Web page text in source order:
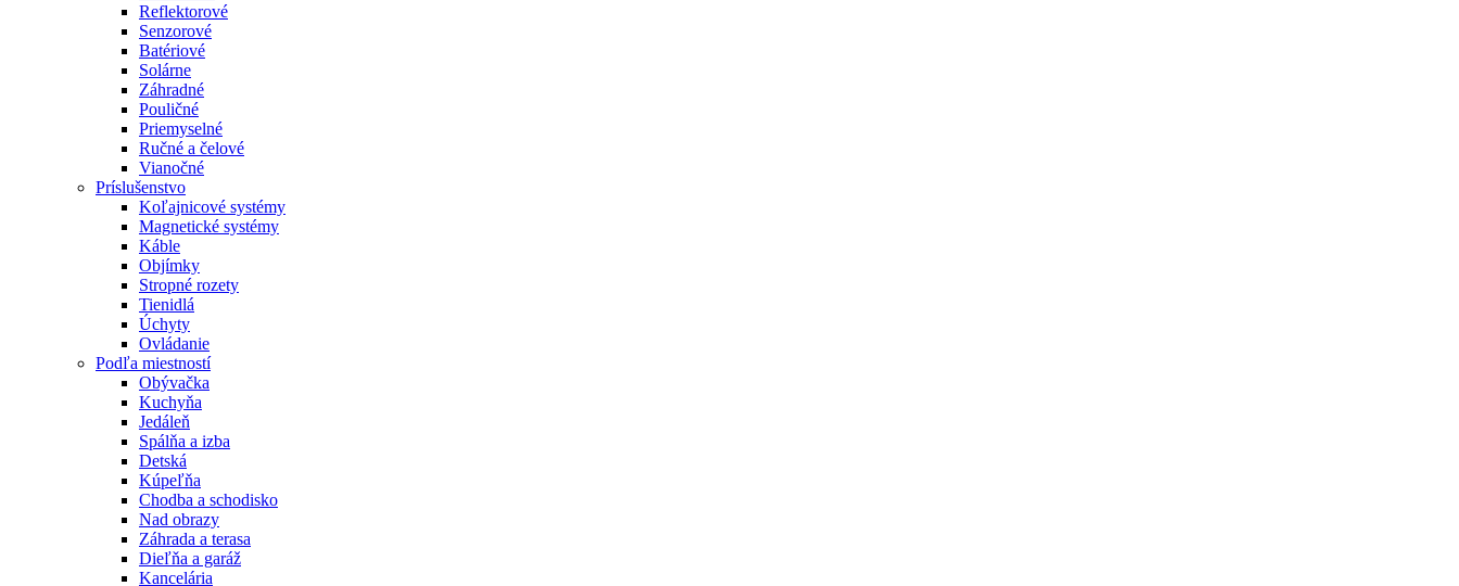
Reflektorové
Senzorové
Batériové
Solárne
Záhradné
Pouličné
Priemyselné
Ručné a čelové
Vianočné
Príslušenstvo
Koľajnicové systémy
Magnetické systémy
Káble
Objímky
Stropné rozety
Tienidlá
Úchyty
Ovládanie
Podľa miestností
Obývačka
Kuchyňa
Jedáleň
Spálňa a izba
Detská
Kúpeľňa
Chodba a schodisko
Nad obrazy
Záhrada a terasa
Dieľňa a garáž
Kancelária